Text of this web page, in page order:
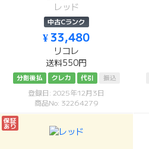
レッド
中古Cランク
¥ 33,480
リコレ
送料550円
分割後払 クレカ 代引 振込
登録日: 2025年12月3日
商品No: 32264279
保証
あり